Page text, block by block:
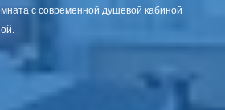
с современной душевой кабиной